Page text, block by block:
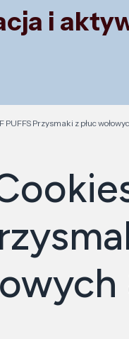
i
PUFFS Przysmaki z płuc